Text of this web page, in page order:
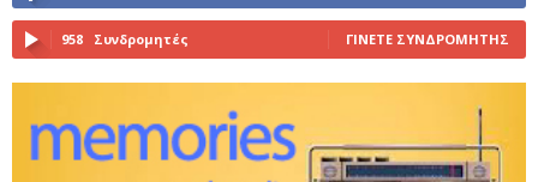
958 Συνδρομητές ΓΊΝΕΤΕ ΣΥΝΔΡΟΜΗΤΉΣ